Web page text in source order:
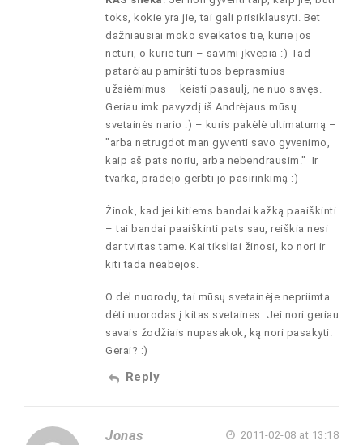
toks, kokie yra jie, tai gali prisiklausyti. Bet
dažniausiai moko sveikatos tie, kurie jos
neturi, o kurie turi – savimi įkvėpia :) Tad
patarčiau pamiršti tuos beprasmius
užsiėmimus – keisti pasaulį, ne nuo savęs.
Geriau imk pavyzdį iš Andrėjaus mūsų
svetainės nario :) – kuris pakėlė ultimatumą –
"arba netrugdot man gyventi savo gyvenimo,
kaip aš pats noriu, arba nebendrausim." Ir
tvarka, pradėjo gerbti jo pasirinkimą :)
Žinok, kad jei kitiems bandai kažką paaiškinti
– tai bandai paaiškinti pats sau, reiškia nesi
dar tvirtas tame. Kai tiksliai žinosi, ko nori ir
kiti tada neabejos.
O dėl nuorodų, tai mūsų svetainėje nepriimta
dėti nuorodas į kitas svetaines. Jei nori geriau
savais žodžiais nupasakok, ką nori pasakyti.
Gerai? :)
Reply
Jonas 2011-02-08 at 13:18